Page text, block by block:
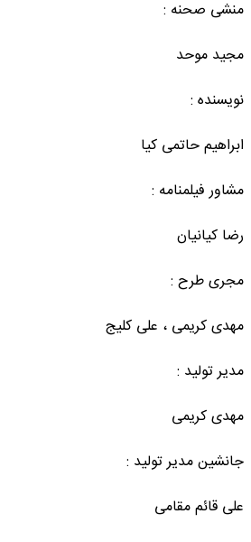
منشی صحنه :
مجید موحد
نویسنده :
ابراهیم حاتمی کیا
مشاور فیلمنامه :
رضا کیانیان
مجری طرح :
مهدی کریمی ، علی کلیج
مدیر تولید :
مهدی کریمی
جانشین مدیر تولید :
علی قائم مقامی